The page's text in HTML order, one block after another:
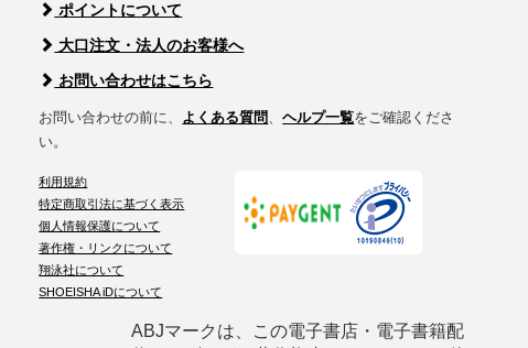
ポイントについて
大口注文・法人のお客様へ
お問い合わせはこちら
お問い合わせの前に、 よくある質問、ヘルプ一覧をご確認くださ
い。
利用規約
特定商取引法に基づく表示
個人情報保護について
著作権・リンクについて
翔泳社について
SHOEISHA iDについて
ABJマークは、この電子書店・電子書籍配